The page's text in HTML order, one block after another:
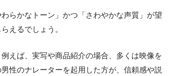
らかなトーン」かつ「さわやかな声質」が望
えるでしょう。
えば、実写や商品紹介の場合、多くは映像を
性のナレーターを起用した方が、信頼感や説